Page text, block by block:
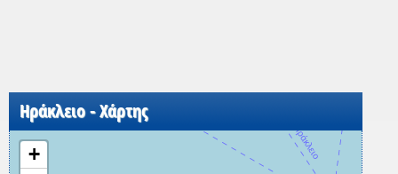
Ηράκλειο - Χάρτης
+